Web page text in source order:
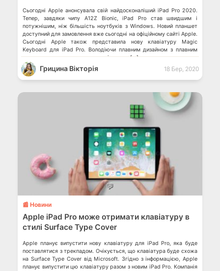
Сьогодні Apple анонсувала свій найдосконаліший iPad Pro 2020.
Тепер, завдяки чипу A12Z Bionic, iPad Pro став швидшим і
потужнішим, ніж більшість ноутбуків з Windows. Новий планшет
доступний для замовлення вже сьогодні на офіційному сайті Apple.
Сьогодні Apple також представила нову клавіатуру Magic
Keyboard для iPad Pro. Володіючи плавним дизайном з плавним
регулюванням кута нахилу, клавіатурою […]
Грицина Вікторія 18 Бер, 2020
💬
📰 Новини
Apple iPad Pro може отримати клавіатуру в
стилі Surface Type Cover
Apple планує випустити нову клавіатуру для iPad Pro, яка буде
поставлятися з трекпадом. Очікується, що клавіатура буде схожа
на Surface Type Cover від Microsoft. Згідно з інформацією, Apple
планує випустити цю клавіатуру разом з новим iPad Pro. Компанія